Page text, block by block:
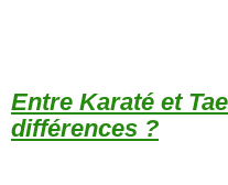
Entre Karaté et
différences ?